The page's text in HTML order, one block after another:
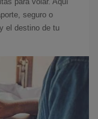
seguro o
el destino de tu